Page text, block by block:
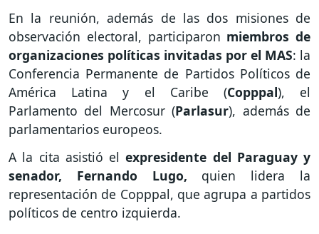
En la reunión, además de las dos misiones de
observación electoral, participaron miembros de
organizaciones políticas invitadas por el MAS: la
Conferencia Permanente de Partidos Políticos de
América Latina y el Caribe (Copppal), el
Parlamento del Mercosur (Parlasur), además de
parlamentarios europeos.
A la cita asistió el expresidente del Paraguay y
senador, Fernando Lugo, quien lidera la
representación de Copppal, que agrupa a partidos
políticos de centro izquierda.